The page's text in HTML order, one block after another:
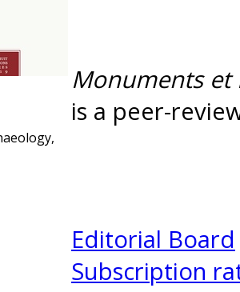
Monuments et
is a peer-
Editorial Board
Subscription